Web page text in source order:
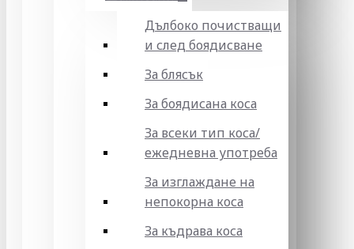
Дълбоко почистващи
и след боядисване
За блясък
За боядисана коса
За всеки тип коса/
ежедневна употреба
За изглаждане на
непокорна коса
За къдрава коса